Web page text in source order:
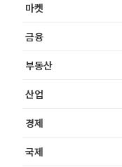
마켓
금융
부동산
산업
경제
국제